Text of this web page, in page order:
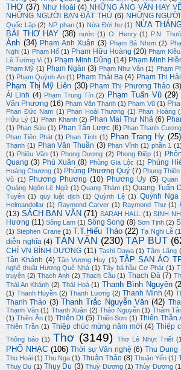
THƠ (37) Như Hoài (4) NHỮNG ÁNG VĂN HAY
NHỮNG NGƯỜI BẠN ĐÂT THỦ (6) NHỮNG
Quốc Lập (2) NP phan (1) Nửa Đời hư (1) NỬA
BÀI THƠ HAY (38) nước (1) O. Henry (1) P.N.
Ánh (34) Phạm Anh Xuân (3) Phạm Bá Nhơn (2)
Nghi (1) Phạm Hổ (1) Phạm Hữu Hoàng (20) Phạm
Lê Tường Vi (1) Phạm Minh Dũng (14) Phạm Minh
Phạm Mỹ (1) Phạm Ngân (3) Phạm Như Vân (1) Phạm
(1) Phạm Quỳnh An (1) Phạm Thái Ba (4) Phạm Thị
Phạm Thị Mỹ Liên (30) Phạm Thị Phương Thảo (3)
Ái Linh (4) Phạm Trung Tín (2) Phạm Tuấn Vũ (29)
Văn Phương (16) Phạm Văn Thạnh (1) Phạm Vũ (1)
Phan Đức Nam (1) Phan Hoài Thương (1) Phan Hoàng
Hữu Lý (1) Phan Khanh (2) Phan Mai Thư Nhã (6)
(1) Phan Sửu (1) Phan Tấn Lược (6) Phan Thanh Cương
Phan Tiên Phát (1) Phan Tình (1) Phan Trang Hy (25)
Thạnh (1) Phan Văn Thuần (3) Phan Vĩnh (1) phần 1 (1)
(1) Phiêu Vân (1) Phong Dương (2) Phong Điệp (1)
Quang (3) Phú Xuân (8) Phùng Gia Lộc (1) Phùng
Hoàng Chương (1) Phùng Phương Quý (7) Phụng Thiên
Vũ (1) Phương Phương (10) Phương Uy (5) Quan
Quảng Ngôn Lê Ngữ (1) Quang Thám (1) Quang Tuấn
Tuyên (1) quy luật dịch (1) Quỳnh Lệ (1) Quỳnh Nga
Helmandollar (1) Raymond Carver (1) Raymond Thư (1)
(13) SÁCH BẠN VĂN (71) SARAH HALL (1) SINH
Hương (11) Sông Lam (1) Sông Song (8) Sơn Tịnh (2)
(1) Stephen Crane (1) T.T.Hiếu Thảo (22) Tạ Nghi Lễ
diễn nghĩa (4) TẢN VĂN (230) TẠP BÚT
CHÍ VN BÌNH DƯƠNG (11) Tashi Dawa (1) Tâm Lãng
Tần Khánh (4) Tân Vương Huy (1) TẬP SAN ÁO
nghệ thuật Hương Quê Nhà (1) Tây bá hầu Cơ Phát (1)
truyện (2) Thạch Anh (2) Thạch Cầu (1) Thạch Đà (7)
Thái An Khánh (2) Thái Hoà (1) Thanh Bình Nguyên
(1) Thanh Huyền (2) Thanh Lương (2) Thanh Minh (4)
Thanh Thảo (3) Thanh Trắc Nguyễn Văn (42)
Thạnh Văn (1) Thanh Xuân (2) Thảo Nguyễn (1) Thâm
(1) Thiên Ân (1) Thiên Di (5) Thiên Sơn (1) Thiên Thần
Thiên Trần (1) Thiệp chúc mừng năm mới (4) Thiệp
Thông báo (1) Thơ (3149) Thơ Lê Nhựt Triết
PHỔ NHẠC (106) Thời sự Văn nghệ (6) Thu Dung
Thu Hoài (1) Thu Nga (1) Thuận Thảo (8) Thuận Yến (1)
Thuỵ Du (1) Thụy Du (3) Thuỳ Dương (1) Thùy Dương